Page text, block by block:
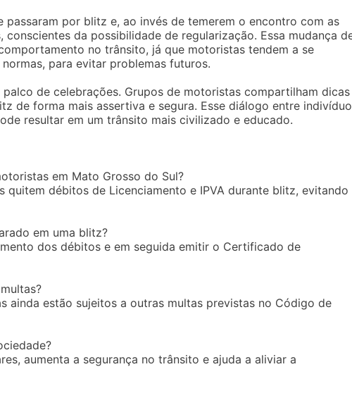
por blitz e, ao invés de temerem o encontro com as
da possibilidade de regularização. Essa mudança
no trânsito, já que motoristas tendem a se
para evitar problemas futuros.
de celebrações. Grupos de motoristas compartilham
de forma mais assertiva e segura. Esse diálogo entre
resultar em um trânsito mais civilizado e educado.
em Mato Grosso do Sul?
quitem débitos de Licenciamento e IPVA durante blitz, evitando
em uma blitz?
dos débitos e em seguida emitir o Certificado de
ainda estão sujeitos a outras multas previstas no Código de
aumenta a segurança no trânsito e ajuda a aliviar a